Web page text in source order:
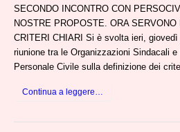
SECONDO INCONTRO CON
NOSTRE PROPOSTE. ORA
CRITERI CHIARI Si è svolta ieri,
riunione tra le Organizzazioni Sindacali e
Personale Civile sulla definizione dei
Continua a leggere…